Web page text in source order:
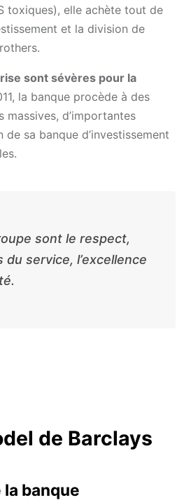
toxiques), elle achète tout de
et la division de
sont sévères pour la
la banque procède à des
massives, d’importantes
sa banque d’investissement
sont le respect,
du service, l’excellence
de Barclays
banque